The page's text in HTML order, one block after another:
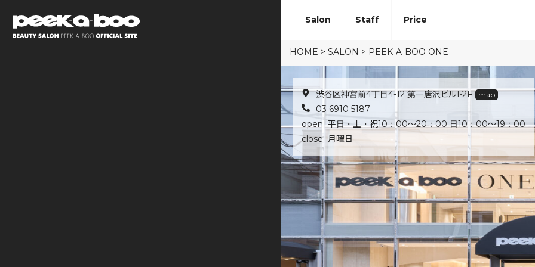
Salon Staff Price
HOME >SALON > PEEK-A-BOO ONE
渋谷区神宮前4丁目4-12 第一唐沢ビル1•2F map
03 6910 5187
open 平日・土・祝10：00～20：00 日10：00～19：00
close 月曜日